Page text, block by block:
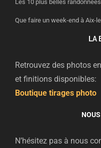
Les 10 plus belles
Que faire un week-end à Aix-
LA
Retrouvez des photos
et finitions disponibles:
Boutique tirages photo
N’hésitez pas à nous